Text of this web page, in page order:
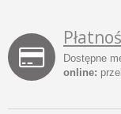
Dostępne
online: